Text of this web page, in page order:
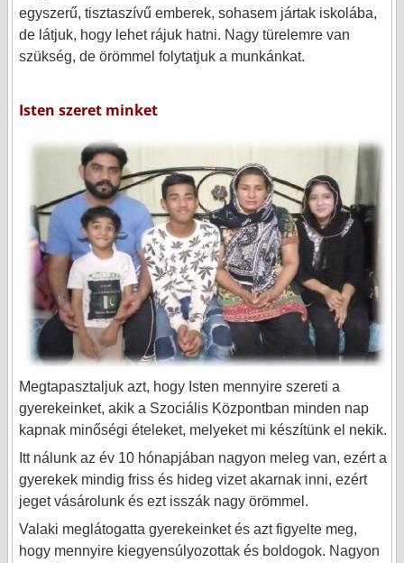
egyszerű, tisztaszívű emberek, sohasem jártak iskolába,
de látjuk, hogy lehet rájuk hatni. Nagy türelemre van
szükség, de örömmel folytatjuk a munkánkat.
Isten szeret minket
Megtapasztaljuk azt, hogy Isten mennyire szereti a
gyerekeinket, akik a Szociális Központban minden nap
kapnak minőségi ételeket, melyeket mi készítünk el nekik.
Itt nálunk az év 10 hónapjában nagyon meleg van, ezért a
gyerekek mindig friss és hideg vizet akarnak inni, ezért
jeget vásárolunk és ezt isszák nagy örömmel.
Valaki meglátogatta gyerekeinket és azt figyelte meg,
hogy mennyire kiegyensúlyozottak és boldogok. Nagyon